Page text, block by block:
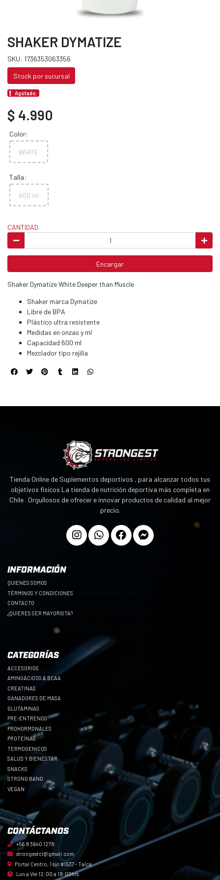
SHAKER DYMATIZE
SKU: 1736353063356
Stock por sucursal
Agotado.
$ 4.990
Color:
WHITE
Talla:
600 ml
CANTIDAD
Encargar
Shaker Dymatize White Deeper than Muscle
Shaker marca Dymatize
Libre de BPA
Plástico ultra resistente
Medidas en onzas y ml
Capacidad 600 ml
Mezclador tipo rejilla
Tienda Online de Suplementos deportivos , para alcanzar todos tus
objetivos físicos La tienda de nutrición deportiva más completa en
Chile . Orgullosos de ofrecer e innovar productos de calidad al mejor
precio.
INFORMACIÓN
QUIENES SOMOS
TÉRMINOS Y CONDICIONES
CONTACTO
¿QUIERES SER MAYORISTA?
CATEGORÍAS
ACCESORIOS
AMINOÁCIDOS & BCAA
CREATINAS
GANADORES DE MASA
GLUTAMINAS
PRE-ENTRENOS
PROHORMONALES
PROTEÍNAS
TERMOGENICOS
SALUD Y BIENESTAR
SNACKS
STRONG BAND
VEGAN
CONTÁCTANOS
+56 9 3640 1278
strongestcl@gmail.com
Portal Centro, 1 sur #1537 - Talca
Lun a Vie 12:00 a 19:00hrs